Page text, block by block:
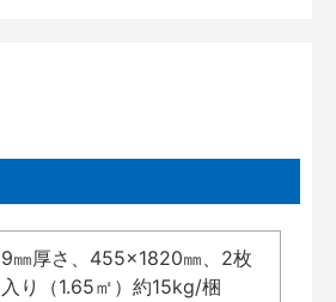
9㎜厚さ、455×1820㎜、2枚
入り（1.65㎡）約15kg/梱